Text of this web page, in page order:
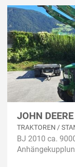
JOHN
TRAKTOREN /
BJ 2010 ca.